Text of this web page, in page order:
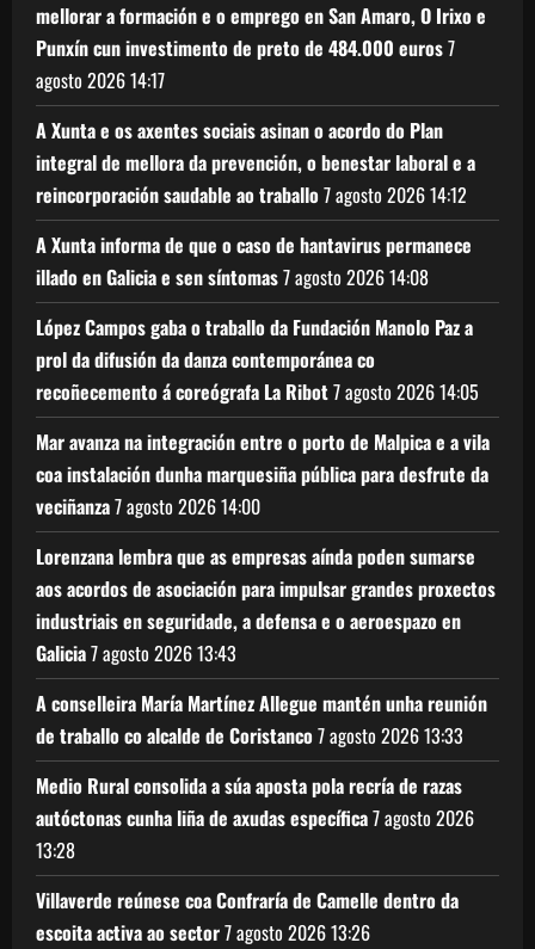
mellorar a formación e o emprego en San Amaro, O Irixo e
Punxín cun investimento de preto de 484.000 euros7
agosto 202614:17
A Xunta e os axentes sociais asinan o acordo do Plan
integral de mellora da prevención, o benestar laboral e a
reincorporación saudable ao traballo7 agosto 202614:12
A Xunta informa de que o caso de hantavirus permanece
illado en Galicia e sen síntomas7 agosto 202614:08
López Campos gaba o traballo da Fundación Manolo Paz a
prol da difusión da danza contemporánea co
recoñecemento á coreógrafa La Ribot7 agosto 202614:05
Mar avanza na integración entre o porto de Malpica e a vila
coa instalación dunha marquesiña pública para desfrute da
veciñanza7 agosto 202614:00
Lorenzana lembra que as empresas aínda poden sumarse
aos acordos de asociación para impulsar grandes proxectos
industriais en seguridade, a defensa e o aeroespazo en
Galicia7 agosto 202613:43
A conselleira María Martínez Allegue mantén unha reunión
de traballo co alcalde de Coristanco7 agosto 202613:33
Medio Rural consolida a súa aposta pola recría de razas
autóctonas cunha liña de axudas específica7 agosto 2026
13:28
Villaverde reúnese coa Confraría de Camelle dentro da
escoita activa ao sector7 agosto 202613:26